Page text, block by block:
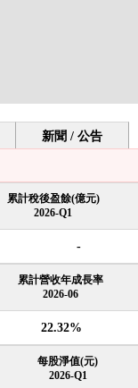
新聞 / 公告
累計稅後盈餘(億元)
2026-Q1
-
累計營收年成長率
2026-06
22.32%
每股淨值(元)
2026-Q1